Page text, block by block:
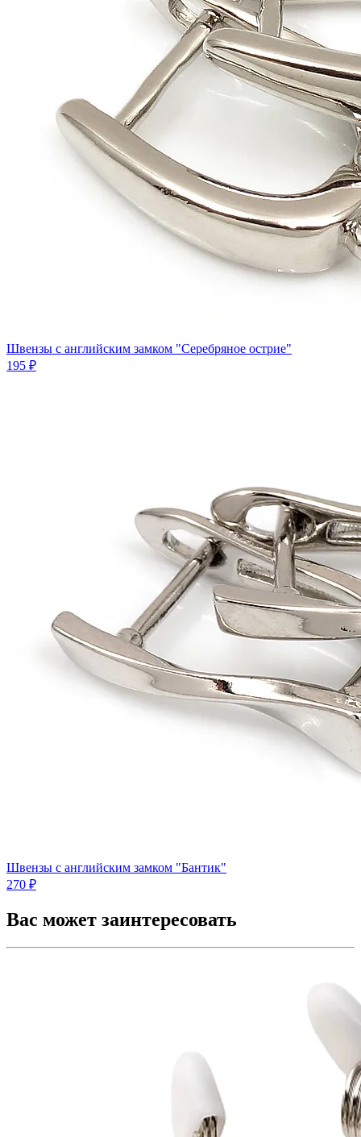
Швензы с английским замком "Серебряное острие"
195 ₽
Швензы с английским замком "Бантик"
270 ₽
Вас может заинтересовать